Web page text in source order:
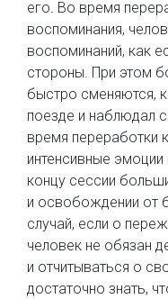
его. Во время
воспоминания,
воспоминаний, как
стороны. При этом
быстро сменяются,
поезде и наблюдал
время переработки
интенсивные
концу сессии
и освобождении от
случай, если о
человек не обязан
и отчитываться о
достаточно знать,